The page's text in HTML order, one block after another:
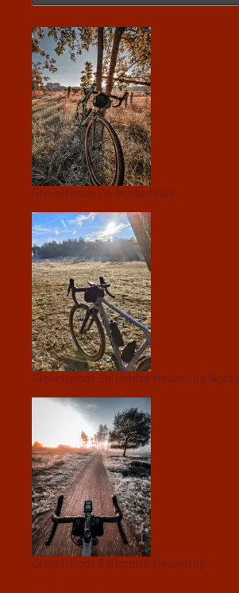
Gravelroads De Achterhoek
Gravelroads Sallandse Heuvelrug Noord
Gravelroads Sallandse Heuvelrug